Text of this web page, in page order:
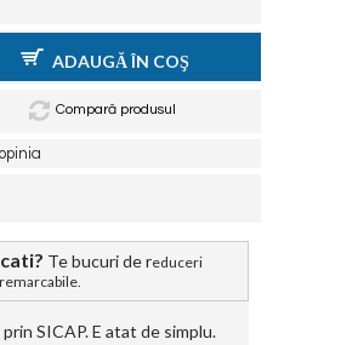
ADAUGĂ ÎN COŞ
Compară produsul
Te bucuri de reduceri
SICAP. E atat de simplu.